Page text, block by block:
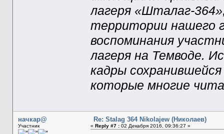
лагеря «Шталаг-
территории нашего
воспоминания
лагеря на Темводе.
кадры сохранившейся
которые многие
начкар@
Участник
Re: Stalag 364 Nikolajew (Николаев)
« Reply #7 :02 Декабря 2016, 09:36:27 »